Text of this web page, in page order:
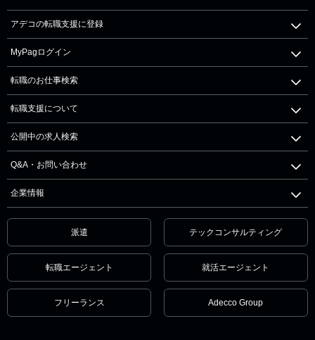
アデコの転職支援に登録
MyPagログイン
転職のお仕事検索
転職支援について
公開中の求人検索
Q&A・お問い合わせ
企業情報
派遣 テックコンサルティング
転職エージェント 就活エージェント
フリーランス Adecco Group